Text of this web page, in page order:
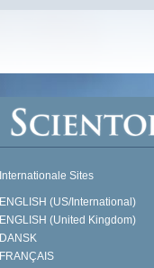
Internationale Sites
ENGLISH (US/International)
ENGLISH (United Kingdom)
DANSK
FRANÇAIS